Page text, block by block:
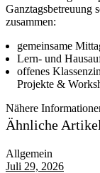
Ganztagsbetreuung
zusammen:
gemeinsame
Lern- und
offenes
Projekte &
Nähere
Ähnliche Artikel
Allgemein
Juli 29, 2026